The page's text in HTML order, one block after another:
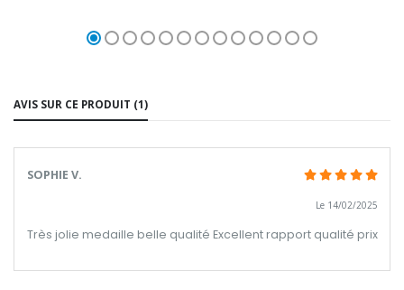
AVIS SUR CE PRODUIT (1)
SOPHIE V.
Le 14/02/2025
Très jolie medaille belle qualité Excellent rapport qualité prix